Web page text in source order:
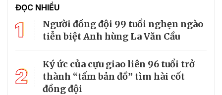
ĐỌC NHIỀU
1
Người đồng đội 99 tuổi nghẹn ngào
tiễn biệt Anh hùng La Văn Cầu
2
Ký ức của cựu giao liên 96 tuổi trở
thành “tấm bản đồ” tìm hài cốt
đồng đội